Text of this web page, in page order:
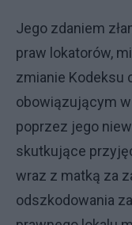
Jego zdaniem
praw lokatorów,
zmianie Kodeksu
obowiązującym w
poprzez jego
skutkujące
wraz z matką za
odszkodowania